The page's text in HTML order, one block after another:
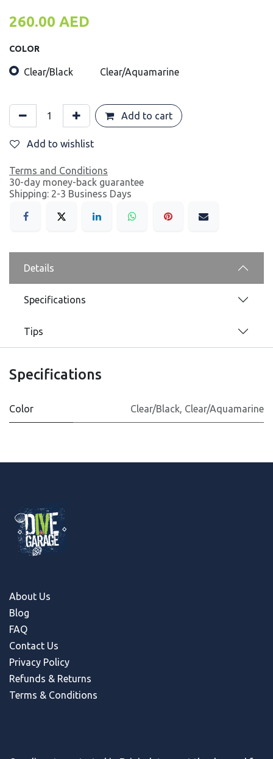
260.00 AED
COLOR
Clear/Black Clear/Aquamarine
Add to cart
Add to wishlist
Terms and Conditions
30-day money-back guarantee
Shipping: 2-3 Business Days
Details
Specifications
Tips
Specifications
Color Clear/Black, Clear/Aquamarine
About Us
Blog
FAQ
Contact Us
Privacy Policy
Refunds & Returns
Terms & Conditions